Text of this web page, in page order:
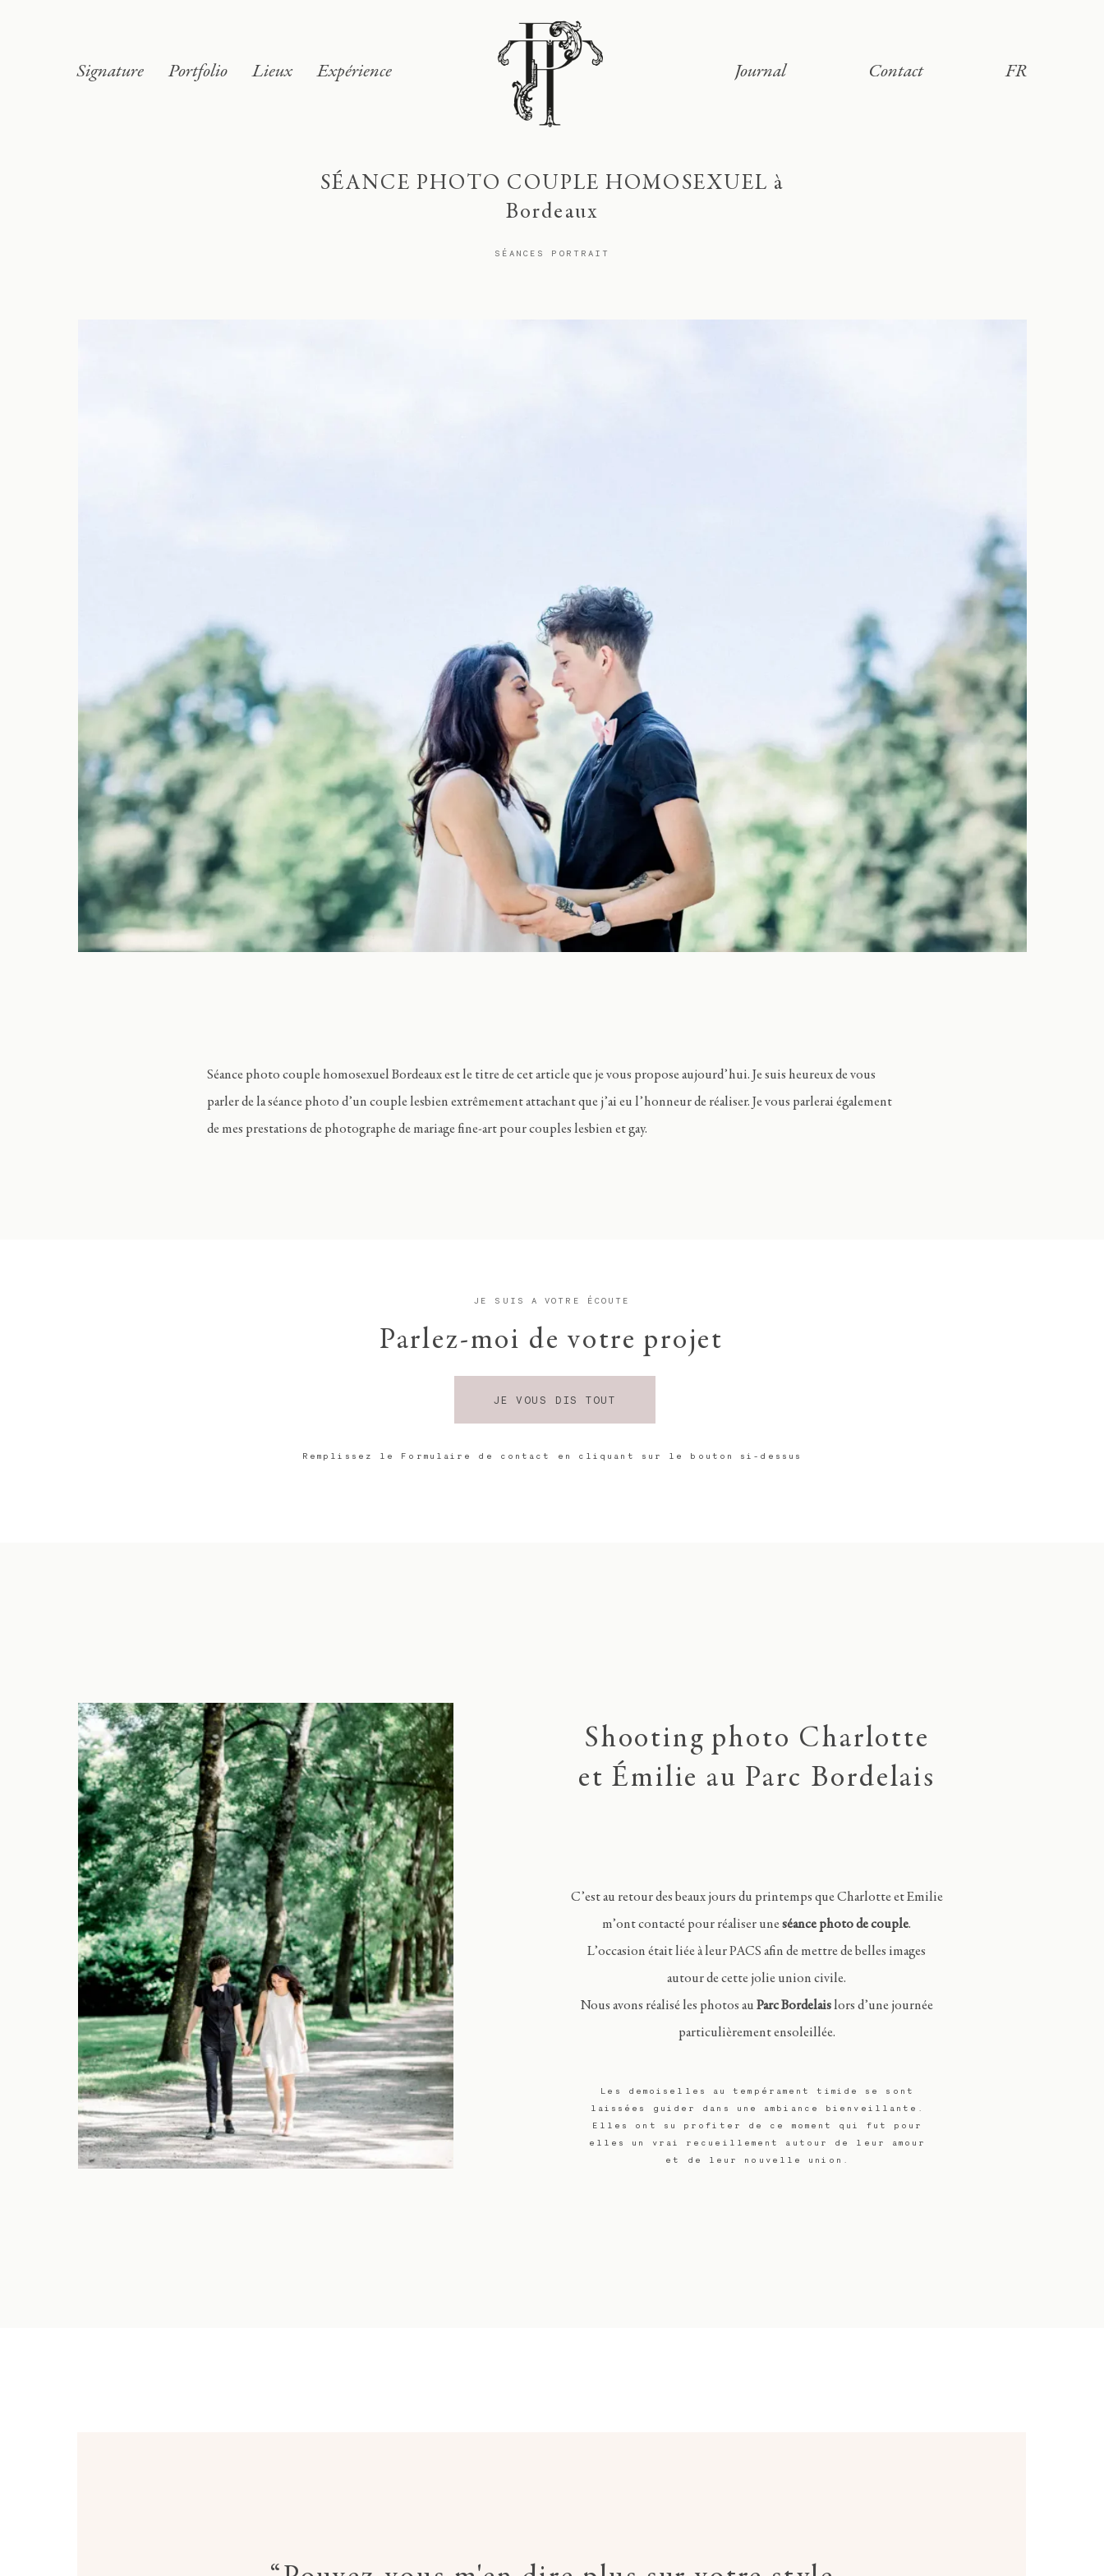
Signature Portfolio Lieux Expérience Journal Contact FR
SÉANCE PHOTO COUPLE HOMOSEXUEL à
Bordeaux
SÉANCES PORTRAIT
Séance photo couple homosexuel Bordeaux est le titre de cet article que je vous propose aujourd’hui. Je suis heureux de vous
parler de la séance photo d’un couple lesbien extrêmement attachant que j’ai eu l’honneur de réaliser. Je vous parlerai également
de mes prestations de photographe de mariage fine-art pour couples lesbien et gay.
JE SUIS A VOTRE ÉCOUTE
Parlez-moi de votre projet
JE VOUS DIS TOUT
Remplissez le Formulaire de contact en cliquant sur le bouton si-dessus
Shooting photo Charlotte
et Émilie au Parc Bordelais
C’est au retour des beaux jours du printemps que Charlotte et Emilie
m’ont contacté pour réaliser uneséance photo de couple.
L’occasion était liée à leur PACS afin de mettre de belles images
autour de cette jolie union civile.
Nous avons réalisé les photos au Parc Bordelaislors d’une journée
particulièrement ensoleillée.
Les demoiselles au tempérament timide se sont
laissées guider dans une ambiance bienveillante.
Elles ont su profiter de ce moment qui fut pour
elles un vrai recueillement autour de leur amour
et de leur nouvelle union.
Signature
Lieux